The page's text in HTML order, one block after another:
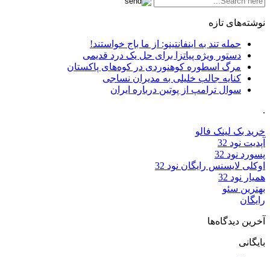
نوشته‌های تازه
حمله تند به اینفانتینو: از ما باج خواستند!
دستور ویژه پیاتزا برای حل یک درد قدیمی
مرگ اسطوره کوهنوردی در کوه‌های پاکستان
کنایه جالب خلیلی به مدیران نساجی
سوال ترامپ از پوتین درباره ایران
.
خرید بک لینک فالو
آپدیت نود 32
پسورد نود 32
اوکلی لایسنس رایگان نود 32
همیار نود 32
بهترین سئو
رایگان
آخرین دیدگاه‌ها
بایگانی